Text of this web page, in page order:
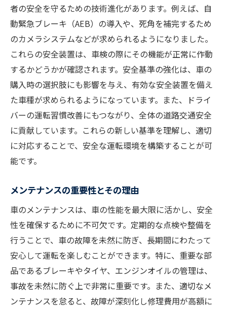
者の安全を守るための技術進化があります。例えば、自
動緊急ブレーキ（AEB）の導入や、死角を補完するため
のカメラシステムなどが求められるようになりました。
これらの安全装置は、車検の際にその機能が正常に作動
するかどうかが確認されます。安全基準の強化は、車の
購入時の選択肢にも影響を与え、有効な安全装置を備え
た車種が求められるようになっています。また、ドライ
バーの運転習慣改善にもつながり、全体の道路交通安全
に貢献しています。これらの新しい基準を理解し、適切
に対応することで、安全な運転環境を構築することが可
能です。
メンテナンスの重要性とその理由
車のメンテナンスは、車の性能を最大限に活かし、安全
性を確保するために不可欠です。定期的な点検や整備を
行うことで、車の故障を未然に防ぎ、長期間にわたって
安心して運転を楽しむことができます。特に、重要な部
品であるブレーキやタイヤ、エンジンオイルの管理は、
事故を未然に防ぐ上で非常に重要です。また、適切なメ
ンテナンスを怠ると、故障が深刻化し修理費用が高額に